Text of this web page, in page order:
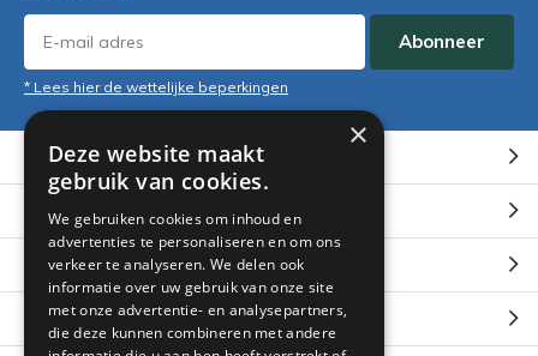
Abonneer
* Lees hier de wettelijke beperkingen
Klantenservice
Mijn account
Categorieën
Contact
×
Deze website maakt
gebruik van cookies.
We gebruiken cookies om inhoud en
advertenties te personaliseren en om ons
verkeer te analyseren. We delen ook
informatie over uw gebruik van onze site
met onze advertentie- en analysepartners,
die deze kunnen combineren met andere